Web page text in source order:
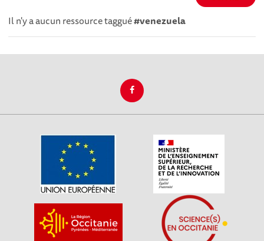
Il n'y a aucun ressource taggué#venezuela